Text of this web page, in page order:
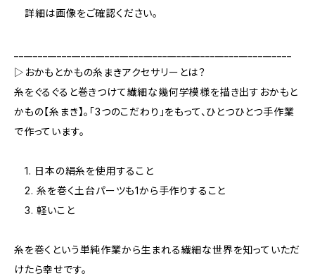
詳細は画像をご確認ください。
▷おかもとかもの糸まきアクセサリーとは？
糸をぐるぐると巻きつけて繊細な幾何学模様を描き出すおかもと
かもの【糸まき】。「3つのこだわり」をもって、ひとつひとつ手作業
で作っています。
1. 日本の絹糸を使用すること
2. 糸を巻く土台パーツも1から手作りすること
3. 軽いこと
糸を巻くという単純作業から生まれる繊細な世界を知っていただ
けたら幸せです。